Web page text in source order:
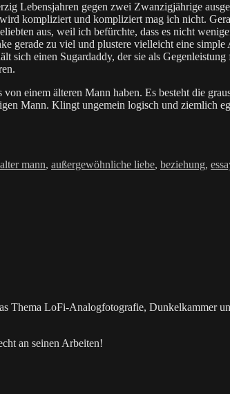
Lebensjahren gegen zwei Zwanzigjährige
kompliziert und kompliziert mag ich nicht.
aus, weil ich befürchte, dass es nicht
gerade zu viel und plustere vielleicht eine
sich einen Sugardaddy, der sie als
einem älteren Mann haben. Es besteht die
Mann. Klingt ungemein logisch und ziemlich
Schlagwörter
alter mann, außergewöhnliche liebe, beziehung,
Thema LoFi-Analogfotografie, Dunkelkammer
an seinen Arbeiten!